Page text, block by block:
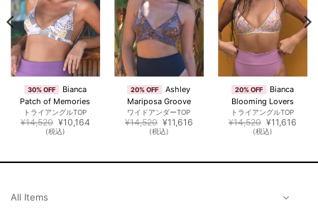
30% OFF
Bianca
Patch of Memories
トライアングルTOP
¥14,520 元
の
価
¥14,520
¥10,164現
は
(税込)
20% OFF
Ashley
Mariposa Groove
ワイドアンダーTOP
¥14,520 元
の
価
¥14,520
¥11,616現
は
(税込)
20% OFF
Bianca
Blooming Lovers
トライアングルTOP
¥14,520 元
の
価
¥14,520
¥11,616現
は
(税込)
All Items